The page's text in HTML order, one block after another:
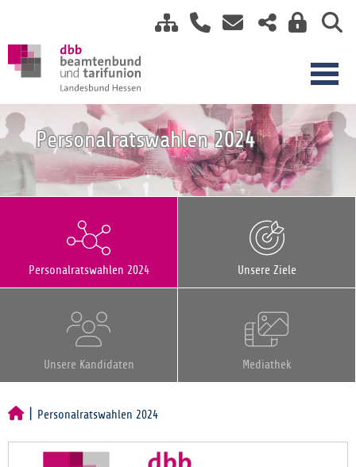
Personalratswahlen 2024
Personalratswahlen 2024 Unsere Ziele
Unsere Kandidaten Mediathek
Personalratswahlen 2024